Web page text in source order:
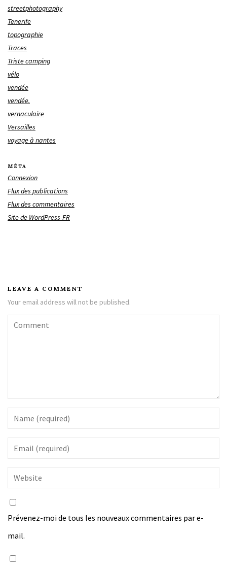
streetphotography
Tenerife
topographie
Traces
Triste camping
vélo
vendée
vendée.
vernaculaire
Versailles
voyage à nantes
MÉTA
Connexion
Flux des publications
Flux des commentaires
Site de WordPress-FR
LEAVE A COMMENT
Your email address will not be published.
Prévenez-moi de tous les nouveaux commentaires par e-
mail.